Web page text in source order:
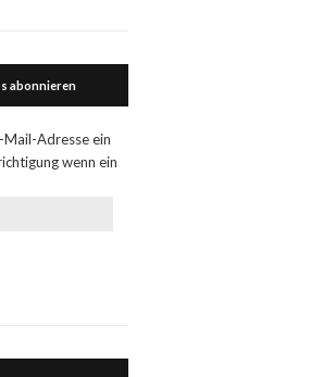
abonnieren
Mail-Adresse ein
wenn ein